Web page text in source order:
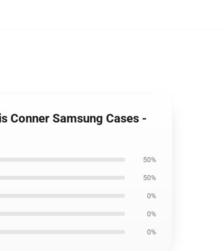
Conner Samsung Cases -
50%
50%
0%
0%
0%